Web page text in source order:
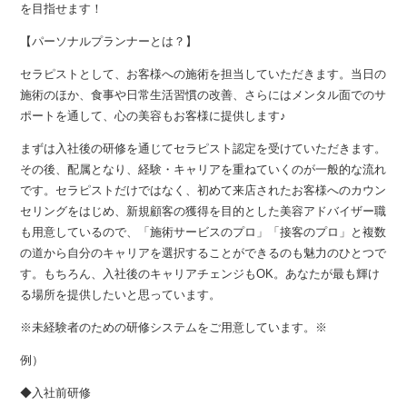
を目指せます！
【パーソナルプランナーとは？】
セラピストとして、お客様への施術を担当していただきます。当日の
施術のほか、食事や日常生活習慣の改善、さらにはメンタル面でのサ
ポートを通して、心の美容もお客様に提供します♪
まずは入社後の研修を通じてセラピスト認定を受けていただきます。
その後、配属となり、経験・キャリアを重ねていくのが一般的な流れ
です。セラピストだけではなく、初めて来店されたお客様へのカウン
セリングをはじめ、新規顧客の獲得を目的とした美容アドバイザー職
も用意しているので、「施術サービスのプロ」「接客のプロ」と複数
の道から自分のキャリアを選択することができるのも魅力のひとつで
す。もちろん、入社後のキャリアチェンジもOK。あなたが最も輝け
る場所を提供したいと思っています。
※未経験者のための研修システムをご用意しています。※
例）
◆入社前研修